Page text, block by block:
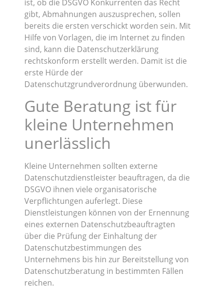
ist, ob die DSGVO Konkurrenten das Recht
gibt, Abmahnungen auszusprechen, sollen
bereits die ersten verschickt worden sein. Mit
Hilfe von Vorlagen, die im Internet zu finden
sind, kann die Datenschutzerklärung
rechtskonform erstellt werden. Damit ist die
erste Hürde der
Datenschutzgrundverordnung überwunden.
Gute Beratung ist für
kleine Unternehmen
unerlässlich
Kleine Unternehmen sollten externe
Datenschutzdienstleister beauftragen, da die
DSGVO ihnen viele organisatorische
Verpflichtungen auferlegt. Diese
Dienstleistungen können von der Ernennung
eines externen Datenschutzbeauftragten
über die Prüfung der Einhaltung der
Datenschutzbestimmungen des
Unternehmens bis hin zur Bereitstellung von
Datenschutzberatung in bestimmten Fällen
reichen.